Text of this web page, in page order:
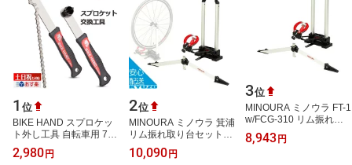
1 位
BIKE HAND スプロケッ
ト外し工具 自転車用 7-
11速対応 スプロケット
リムーバー フリーホイー
2,980 円
2位
MINOURA ミノウラ 箕浦
リム振れ取り台セット
FT-1 w/FCG-310 自転車
リム振れ取り台 じてんし
10,090 円
3位
MINOURA ミノウラ FT-1
w/FCG-310 リム振れ取
り台セット
8,943 円